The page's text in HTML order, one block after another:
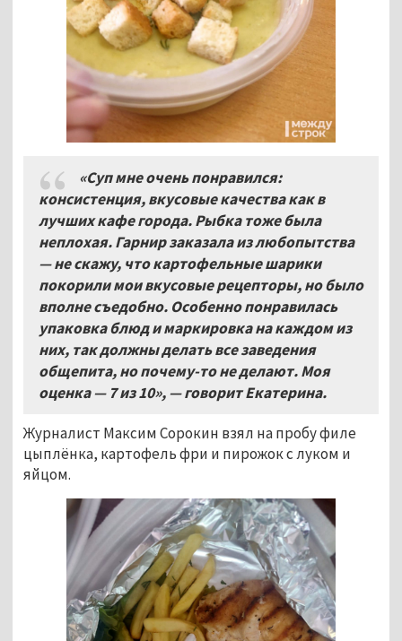
«Суп мне очень понравился:
консистенция, вкусовые качества как в
лучших кафе города. Рыбка тоже была
неплохая. Гарнир заказала из любопытства
— не скажу, что картофельные шарики
покорили мои вкусовые рецепторы, но было
вполне съедобно. Особенно понравилась
упаковка блюд и маркировка на каждом из
них, так должны делать все заведения
общепита, но почему-то не делают. Моя
оценка — 7 из 10», — говорит Екатерина.
Журналист Максим Сорокин взял на пробу филе
цыплёнка, картофель фри и пирожок с луком и
яйцом.